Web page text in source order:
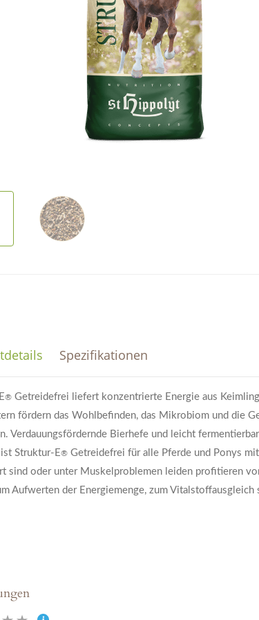
Spezifikationen
® Getreidefrei liefert konzentrierte Energie aus
fördern das Wohlbefinden, das Mikrobiom und die
Verdauungsfördernde Bierhefe und leicht
ist Struktur-E® Getreidefrei für alle Pferde und Ponys
sind oder unter Muskelproblemen leiden profitieren
Aufwerten der Energiemenge, zum